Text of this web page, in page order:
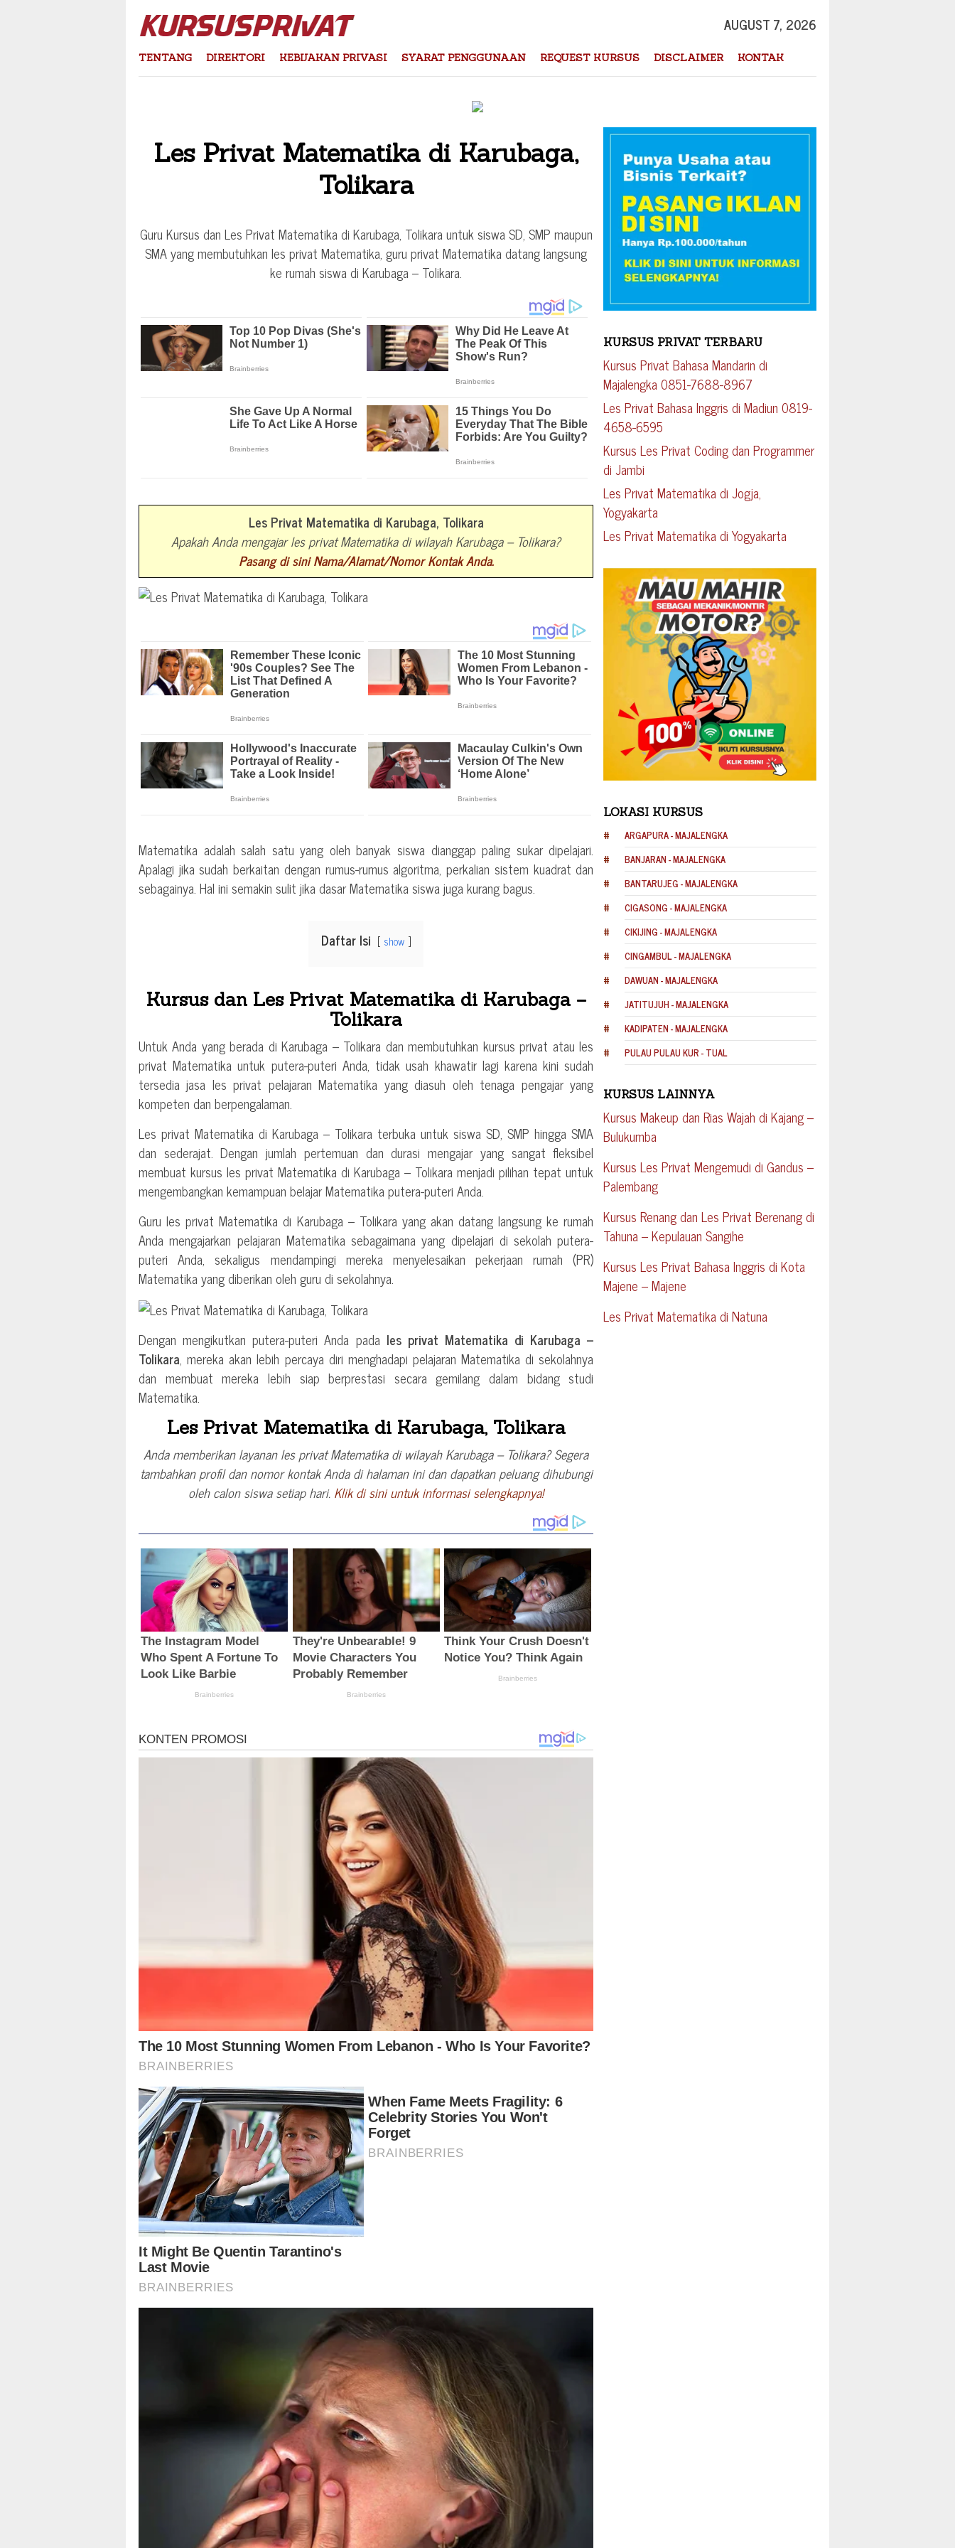
Skip
content
AUGUST 7, 2026
TENTANG DIREKTORI KEBIJAKAN PRIVASI SYARAT PENGGUNAAN REQUEST KURSUS DISCLAIMER KONTAK
Les Privat Matematika di Karubaga,
Tolikara
Guru Kursus dan Les Privat Matematika di Karubaga, Tolikara untuk siswa SD, SMP maupun
SMA yang membutuhkan les privat Matematika, guru privat Matematika datang langsung
ke rumah siswa di Karubaga – Tolikara.
Les Privat Matematika di Karubaga, Tolikara
Apakah Anda mengajar les privat Matematika di wilayah Karubaga – Tolikara?
Pasang di sini Nama/Alamat/Nomor Kontak Anda.
Matematika adalah salah satu yang oleh banyak siswa dianggap paling sukar dipelajari.
Apalagi jika sudah berkaitan dengan rumus-rumus algoritma, perkalian sistem kuadrat dan
sebagainya. Hal ini semakin sulit jika dasar Matematika siswa juga kurang bagus.
Daftar Isi show
Kursus dan Les Privat Matematika di Karubaga –
Tolikara
Untuk Anda yang berada di Karubaga – Tolikara dan membutuhkan kursus privat atau les
privat Matematika untuk putera-puteri Anda, tidak usah khawatir lagi karena kini sudah
tersedia jasa les privat pelajaran Matematika yang diasuh oleh tenaga pengajar yang
kompeten dan berpengalaman.
Les privat Matematika di Karubaga – Tolikara terbuka untuk siswa SD, SMP hingga SMA
dan sederajat. Dengan jumlah pertemuan dan durasi mengajar yang sangat fleksibel
membuat kursus les privat Matematika di Karubaga – Tolikara menjadi pilihan tepat untuk
mengembangkan kemampuan belajar Matematika putera-puteri Anda.
Guru les privat Matematika di Karubaga – Tolikara yang akan datang langsung ke rumah
Anda mengajarkan pelajaran Matematika sebagaimana yang dipelajari di sekolah putera-
puteri Anda, sekaligus mendampingi mereka menyelesaikan pekerjaan rumah (PR)
Matematika yang diberikan oleh guru di sekolahnya.
Dengan mengikutkan putera-puteri Anda pada les privat Matematika di Karubaga –
Tolikara, mereka akan lebih percaya diri menghadapi pelajaran Matematika di sekolahnya
dan membuat mereka lebih siap berprestasi secara gemilang dalam bidang studi
Matematika.
Les Privat Matematika di Karubaga, Tolikara
Anda memberikan layanan les privat Matematika di wilayah Karubaga – Tolikara? Segera
tambahkan profil dan nomor kontak Anda di halaman ini dan dapatkan peluang dihubungi
oleh calon siswa setiap hari. Klik di sini untuk informasi selengkapnya!
KURSUS PRIVAT TERBARU
Kursus Privat Bahasa Mandarin di
Majalengka 0851-7688-8967
Les Privat Bahasa Inggris di Madiun 0819-
4658-6595
Kursus Les Privat Coding dan Programmer
di Jambi
Les Privat Matematika di Jogja,
Yogyakarta
Les Privat Matematika di Yogyakarta
LOKASI KURSUS
ARGAPURA - MAJALENGKA
BANJARAN - MAJALENGKA
BANTARUJEG - MAJALENGKA
CIGASONG - MAJALENGKA
CIKIJING - MAJALENGKA
CINGAMBUL - MAJALENGKA
DAWUAN - MAJALENGKA
JATITUJUH - MAJALENGKA
KADIPATEN - MAJALENGKA
PULAU PULAU KUR - TUAL
KURSUS LAINNYA
Kursus Makeup dan Rias Wajah di Kajang –
Bulukumba
Kursus Les Privat Mengemudi di Gandus –
Palembang
Kursus Renang dan Les Privat Berenang di
Tahuna – Kepulauan Sangihe
Kursus Les Privat Bahasa Inggris di Kota
Majene – Majene
Les Privat Matematika di Natuna